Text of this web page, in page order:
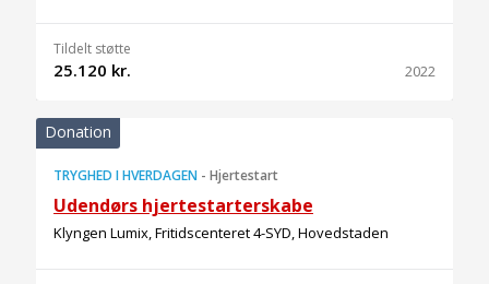
Tildelt støtte
25.120 kr. 2022
Donation
TRYGHED I HVERDAGEN - Hjertestart
Udendørs hjertestarterskabe
Klyngen Lumix, Fritidscenteret 4-SYD, Hovedstaden